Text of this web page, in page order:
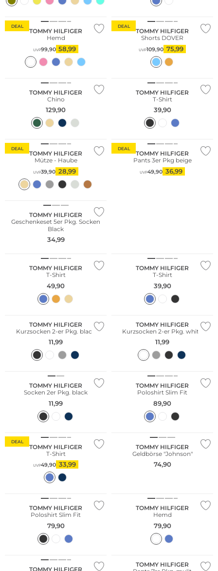
DEAL
TOMMY HILFIGER
Hemd
UVP99,90 58,99
DEAL
TOMMY HILFIGER
Shorts DOVER
UVP109,90 75,99
TOMMY HILFIGER
Chino
129,90
TOMMY HILFIGER
T-Shirt
39,90
DEAL
TOMMY HILFIGER
Mütze - Haube
UVP39,90 28,99
DEAL
TOMMY HILFIGER
Pants 3er Pkg beige
UVP49,90 36,99
Multi Pack
TOMMY HILFIGER
Geschenkeset 5er Pkg. Socken
Black
34,99
TOMMY HILFIGER
T-Shirt
49,90
TOMMY HILFIGER
T-Shirt
39,90
TOMMY HILFIGER
Kurzsocken 2-er Pkg. black
11,99
TOMMY HILFIGER
Kurzsocken 2-er Pkg. white
11,99
TOMMY HILFIGER
Socken 2er Pkg. black
11,99
Große Größen
TOMMY HILFIGER
Poloshirt Slim Fit
89,90
DEAL
TOMMY HILFIGER
T-Shirt
UVP49,90 33,99
TOMMY HILFIGER
Geldbörse "Johnson"
74,90
TOMMY HILFIGER
Poloshirt Slim Fit
79,90
TOMMY HILFIGER
Hemd
79,90
Große Größen
TOMMY HILFIGER
TOMMY HILFIGER